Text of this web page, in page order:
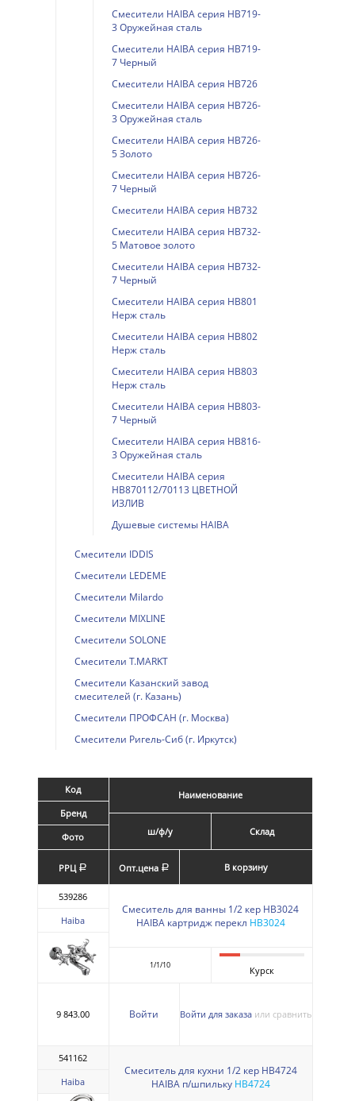
Смесители HAIBA серия HB719-
3 Оружейная сталь
Смесители HAIBA серия HB719-
7 Черный
Смесители HAIBA серия HB726
Смесители HAIBA серия HB726-
3 Оружейная сталь
Смесители HAIBA серия HB726-
5 Золото
Смесители HAIBA серия HB726-
7 Черный
Смесители HAIBA серия HB732
Смесители HAIBA серия HB732-
5 Матовое золото
Смесители HAIBA серия HB732-
7 Черный
Смесители HAIBA серия HB801
Нерж сталь
Смесители HAIBA серия HB802
Нерж сталь
Смесители HAIBA серия HB803
Нерж сталь
Смесители HAIBA серия HB803-
7 Черный
Смесители HAIBA серия HB816-
3 Оружейная сталь
Смесители HAIBA серия
HB870112/70113 ЦВЕТНОЙ
ИЗЛИВ
Душевые системы HAIBA
Смесители IDDIS
Смесители LEDEME
Смесители Milardo
Смесители MIXLINE
Смесители SOLONE
Смесители T.MARKT
Смесители Казанский завод
смесителей (г. Казань)
Смесители ПРОФСАН (г. Москва)
Смесители Ригель-Сиб (г. Иркутск)
Код
Бренд
Фото
Наименование
ш/ф/у Склад
РРЦ a Опт.цена a В корзину
539286
Haiba
Смеситель для ванны 1/2 кер HB3024
HAIBA картридж перекл HB3024
1/1/10 Курск
9 843.00 Войти Войти для заказа или сравнить
541162
Haiba
Смеситель для кухни 1/2 кер HB4724
HAIBA п/шпильку HB4724